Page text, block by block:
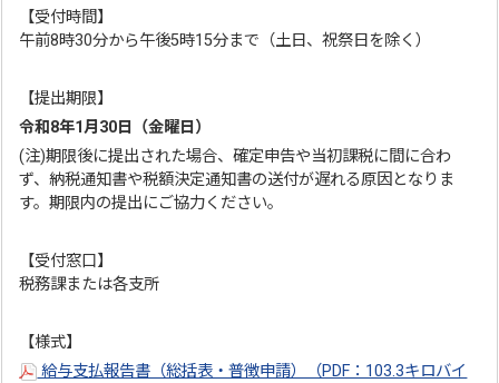
【受付時間】
午前8時30分から午後5時15分まで（土日、祝祭日を除く）
【提出期限】
令和8年1月30日（金曜日）
(注)期限後に提出された場合、確定申告や当初課税に間に合わ
ず、納税通知書や税額決定通知書の送付が遅れる原因となりま
す。期限内の提出にご協力ください。
【受付窓口】
税務課または各支所
【様式】
給与支払報告書（総括表・普徴申請）（PDF：103.3キロバイ